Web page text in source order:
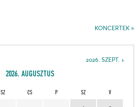
KONCERTEK
2026. SZEPT.
2026. AUGUSZTUS
SZ CS P SZ V